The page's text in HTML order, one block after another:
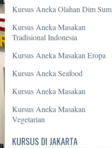
Kursus Aneka Olahan Dim Sum
Kursus Aneka Masakan
Tradisional Indonesia
Kursus Aneka Masakan Eropa
Kursus Aneka Seafood
Kursus Aneka Masakan
Kursus Aneka Masakan
Vegetarian
KURSUS DI JAKARTA